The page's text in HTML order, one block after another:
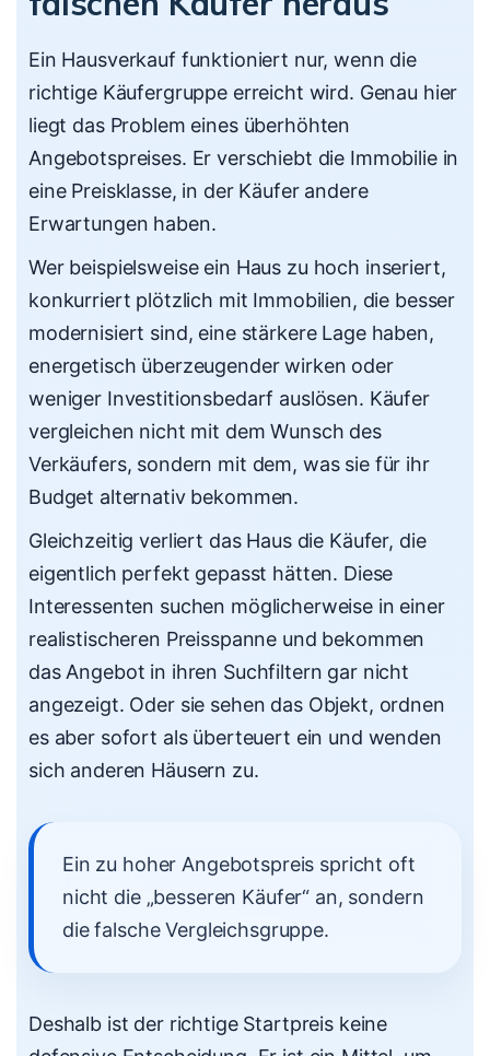
Ein Hausverkauf funktioniert nur, wenn die
richtige Käufergruppe erreicht wird. Genau hier
liegt das Problem eines überhöhten
Angebotspreises. Er verschiebt die Immobilie in
eine Preisklasse, in der Käufer andere
Erwartungen haben.
Wer beispielsweise ein Haus zu hoch inseriert,
konkurriert plötzlich mit Immobilien, die besser
modernisiert sind, eine stärkere Lage haben,
energetisch überzeugender wirken oder
weniger Investitionsbedarf auslösen. Käufer
vergleichen nicht mit dem Wunsch des
Verkäufers, sondern mit dem, was sie für ihr
Budget alternativ bekommen.
Gleichzeitig verliert das Haus die Käufer, die
eigentlich perfekt gepasst hätten. Diese
Interessenten suchen möglicherweise in einer
realistischeren Preisspanne und bekommen
das Angebot in ihren Suchfiltern gar nicht
angezeigt. Oder sie sehen das Objekt, ordnen
es aber sofort als überteuert ein und wenden
sich anderen Häusern zu.
Ein zu hoher Angebotspreis spricht oft
nicht die „besseren Käufer“ an, sondern
die falsche Vergleichsgruppe.
Deshalb ist der richtige Startpreis keine